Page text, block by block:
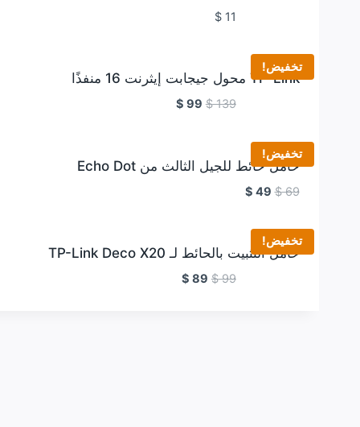
$11
تخفيض!
TP-Link محول جيجابت إيثرنت 16 منفذًا
$139
$ 99
تخفيض!
حامل حائط للجيل الثالث من Echo Dot
$69
$ 49
تخفيض!
حامل التثبيت بالحائط لـ TP-Link Deco X20
$99
$ 89